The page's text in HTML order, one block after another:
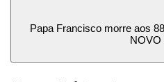
Papa Francisco morre aos
NOVO